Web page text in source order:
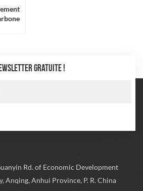
GRATUITE !
Rd. of Economic Development
Anqing, Anhui Province, P. R. China